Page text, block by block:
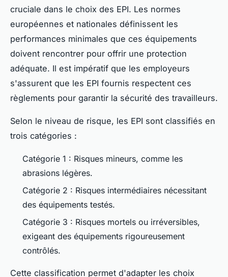
cruciale dans le choix des EPI. Les normes
européennes et nationales définissent les
performances minimales que ces équipements
doivent rencontrer pour offrir une protection
adéquate. Il est impératif que les employeurs
s'assurent que les EPI fournis respectent ces
règlements pour garantir la sécurité des travailleurs.
Selon le niveau de risque, les EPI sont classifiés en
trois catégories :
Catégorie 1 : Risques mineurs, comme les
abrasions légères.
Catégorie 2 : Risques intermédiaires nécessitant
des équipements testés.
Catégorie 3 : Risques mortels ou irréversibles,
exigeant des équipements rigoureusement
contrôlés.
Cette classification permet d'adapter les choix